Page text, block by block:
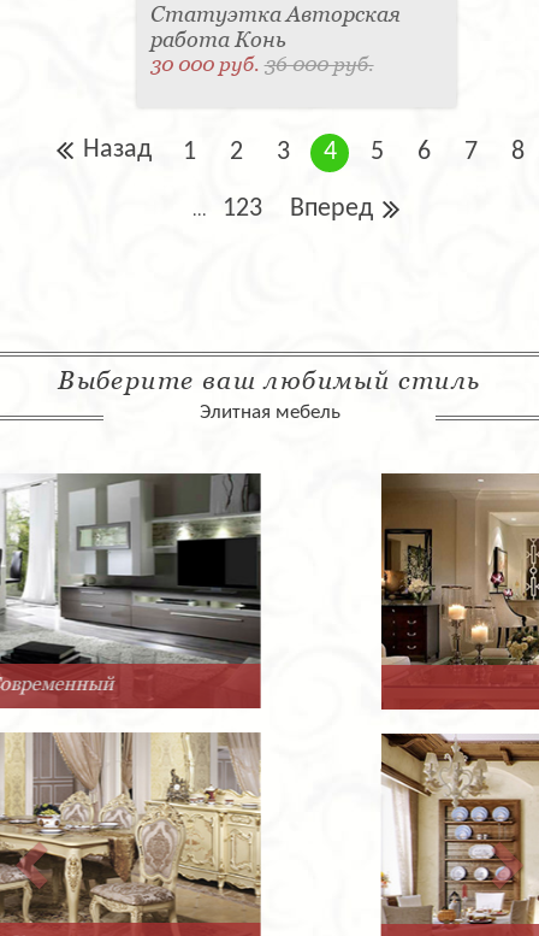
Статуэтка Авторская
работа Конь
30 000 руб.36 000 руб.
Назад 1 2 3 4 5 6 7 8
... 123 Вперед
Выберите ваш любимый стиль
Элитная мебель